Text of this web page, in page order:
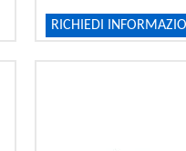
RICHIEDI